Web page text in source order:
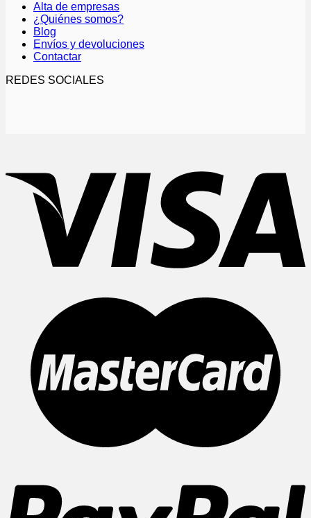
Alta de empresas
¿Quiénes somos?
Blog
Envíos y devoluciones
Contactar
REDES SOCIALES